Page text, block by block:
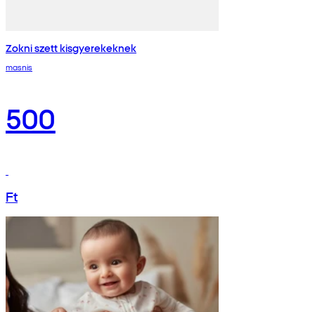
Zokni szett kisgyerekeknek
masnis
500
Ft